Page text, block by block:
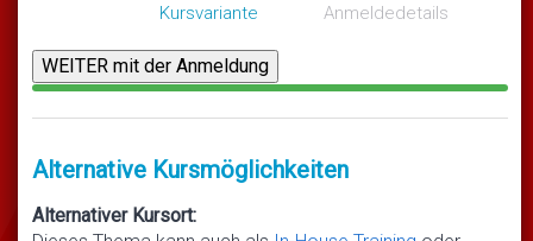
Kursvariante Anmeldedetails
Alternative Kursmöglichkeiten
Alternativer Kursort: